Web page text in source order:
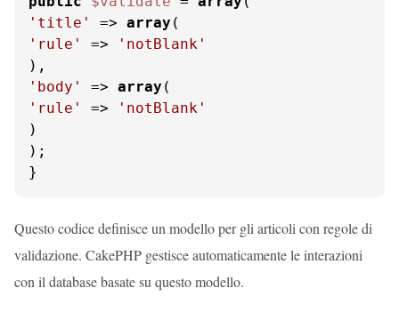
'title'
=> array
'rule'
=>
'notBlank'
'body'
=> array
'rule'
=>
'notBlank'
)
);
}
Questo codice definisce un modello per gli articoli con regole di
validazione. CakePHP gestisce automaticamente le interazioni
con il database basate su questo modello.